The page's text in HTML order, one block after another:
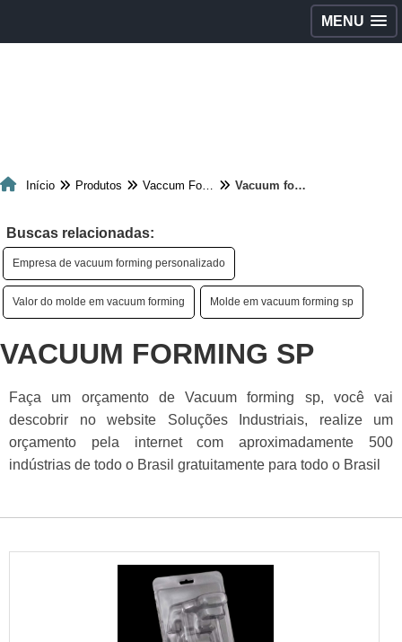
MENU
Início Produtos Vaccum Forming Vacuum forming sp
Buscas relacionadas:
Empresa de vacuum forming personalizado
Valor do molde em vacuum forming Molde em vacuum forming sp
VACUUM FORMING SP
Faça um orçamento de Vacuum forming sp, você vai
descobrir no website Soluções Industriais, realize um
orçamento pela internet com aproximadamente 500
indústrias de todo o Brasil gratuitamente para todo o Brasil